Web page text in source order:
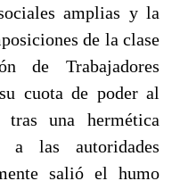
amplias y la
de la clase
de Trabajadores
cuota de poder al
una hermética
a las autoridades
salió el humo